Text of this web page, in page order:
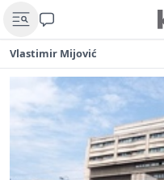
Vlastimir Mijović